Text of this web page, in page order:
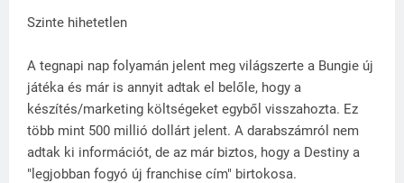
Szinte hihetetlen
A tegnapi nap folyamán jelent meg világszerte a Bungie új
játéka és már is annyit adtak el belőle, hogy a
készítés/marketing költségeket egyből visszahozta. Ez
több mint 500 millió dollárt jelent. A darabszámról nem
adtak ki információt, de az már biztos, hogy a Destiny a
"legjobban fogyó új franchise cím" birtokosa.